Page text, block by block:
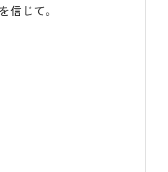
じて。